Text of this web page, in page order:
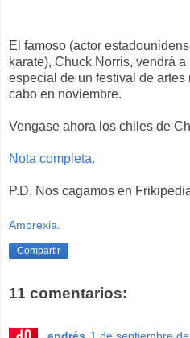
El famoso (actor
karate), Chuck Norris, vendrá
especial de un festival de
cabo en noviembre.
Vengase ahora los chiles de
Nota completa.
P.D. Nos cagamos en
Amorexia.
Compartir
11 comentarios:
andrés 1 de septiembre